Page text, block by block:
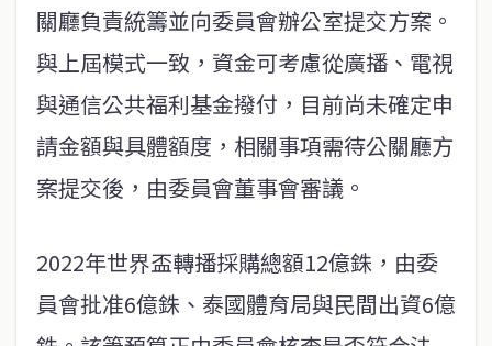
關廳負責統籌並向委員會辦公室提交方案。
與上屆模式一致，資金可考慮從廣播、電視
與通信公共福利基金撥付，目前尚未確定申
請金額與具體額度，相關事項需待公關廳方
案提交後，由委員會董事會審議。
2022年世界盃轉播採購總額12億銖，由委
員會批准6億銖、泰國體育局與民間出資6億